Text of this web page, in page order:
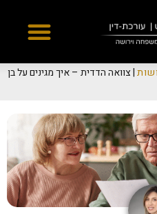
|צוואה הדדית – איך מגינים על בן